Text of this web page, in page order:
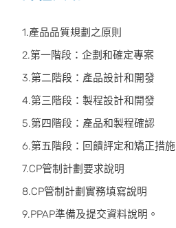
1.產品品質規劃之原則
2.第一階段：企劃和確定專案
3.第二階段：產品設計和開發
4.第三階段：製程設計和開發
5.第四階段：產品和製程確認
6.第五階段：回饋評定和矯正措施
7.CP管制計劃要求說明
8.CP管制計劃實務填寫說明
9.PPAP準備及提交資料說明。